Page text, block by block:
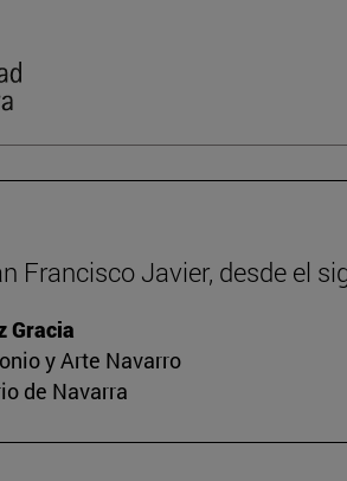
Francisco Javier, desde el
Gracia
y Arte Navarro
de Navarra